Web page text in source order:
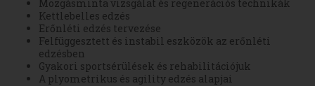
Mozgásminta vizsgálat és regenerációs technikák
Kettlebelles edzés
Erőnléti edzés tervezése
Felfüggesztett és instabil eszközök az erőnléti
edzésben
Gyakori sportsérülések és rehabilitációjuk
A plyometrikus és agility edzés alapjai